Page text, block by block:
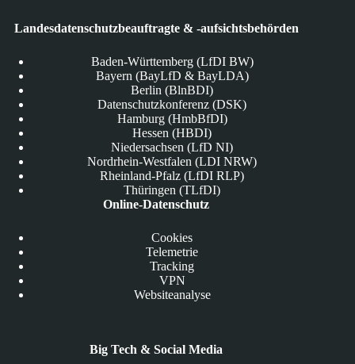
Landesdatenschutzbeauftragte & -aufsichtsbehörden
Baden-Württemberg (LfDI BW)
Bayern (BayLfD & BayLDA)
Berlin (BlnBDI)
Datenschutzkonferenz (DSK)
Hamburg (HmbBfDI)
Hessen (HBDI)
Niedersachsen (LfD NI)
Nordrhein-Westfalen (LDI NRW)
Rheinland-Pfalz (LfDI RLP)
Thüringen (TLfDI)
Online-Datenschutz
Cookies
Telemetrie
Tracking
VPN
Websiteanalyse
Big Tech & Social Media